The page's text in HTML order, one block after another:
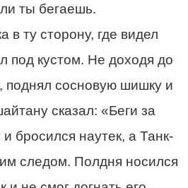
ты бегаешь.
в ту сторону, где видел
под кустом. Не доходя до
поднял сосновую шишку и
сказал: «Беги за
бросился наутек, а Танк-
следом. Полдня носился